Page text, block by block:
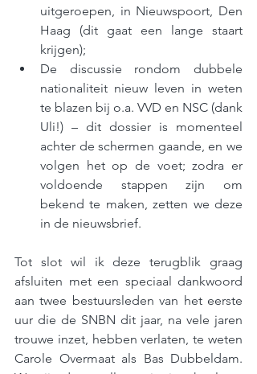
uitgeroepen, in Nieuwspoort, Den
Haag (dit gaat een lange staart
krijgen);
De discussie rondom dubbele
nationaliteit nieuw leven in weten
te blazen bij o.a. VVD en NSC (dank
Uli!) – dit dossier is momenteel
achter de schermen gaande, en we
volgen het op de voet; zodra er
voldoende stappen zijn om
bekend te maken, zetten we deze
in de nieuwsbrief.
Tot slot wil ik deze terugblik graag
afsluiten met een speciaal dankwoord
aan twee bestuursleden van het eerste
uur die de SNBN dit jaar, na vele jaren
trouwe inzet, hebben verlaten, te weten
Carole Overmaat als Bas Dubbeldam.